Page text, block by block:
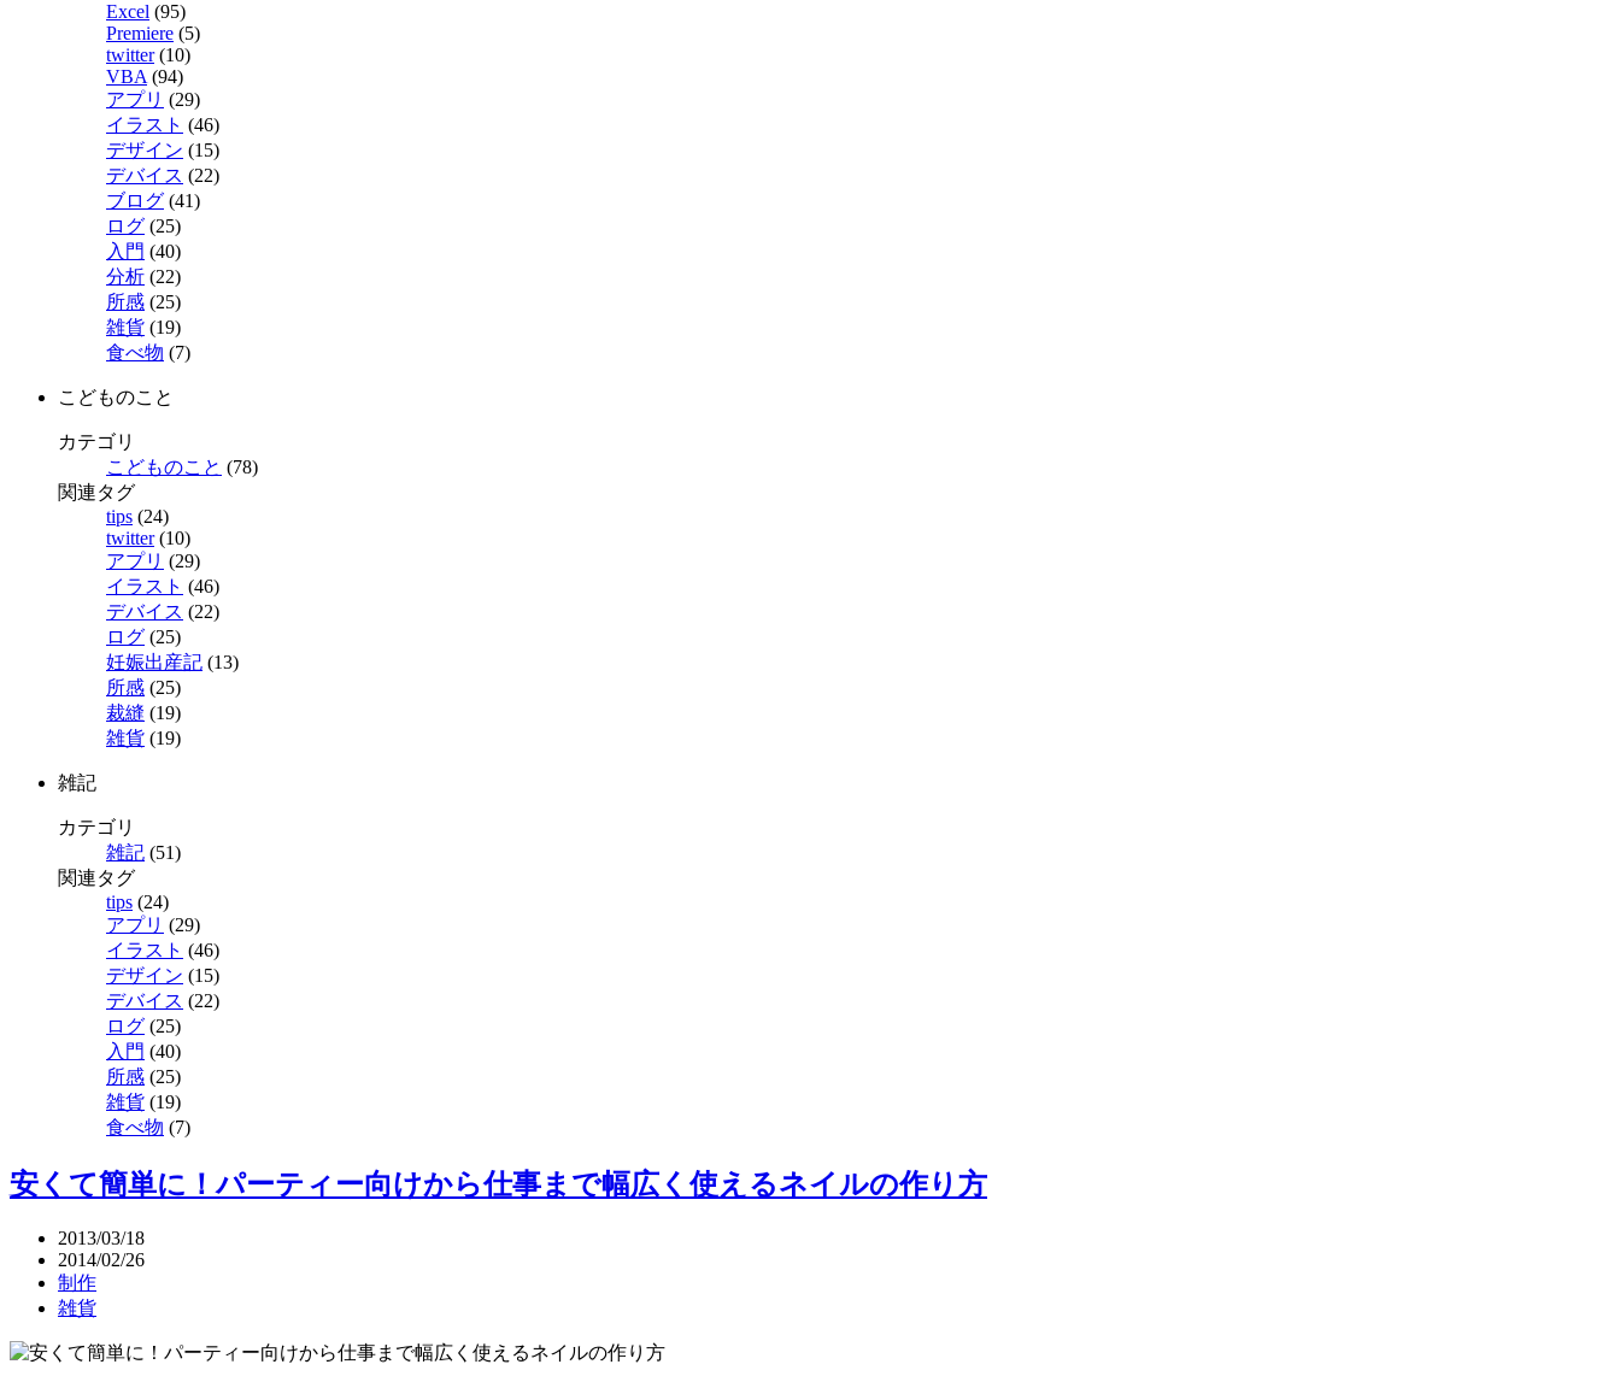
Excel (95)
Premiere (5)
twitter(10)
VBA (94)
アプリ (29)
イラスト (46)
デザイン (15)
デバイス (22)
ブログ (41)
ログ (25)
入門 (40)
分析 (22)
所感 (25)
雑貨 (19)
食べ物 (7)
こどものこと
カテゴリ
こどものこと (78)
関連タグ
tips (24)
twitter(10)
アプリ (29)
イラスト (46)
デバイス (22)
ログ (25)
妊娠出産記 (13)
所感 (25)
裁縫 (19)
雑貨 (19)
雑記
カテゴリ
雑記 (51)
関連タグ
tips (24)
アプリ (29)
イラスト (46)
デザイン (15)
デバイス (22)
ログ (25)
入門 (40)
所感 (25)
雑貨 (19)
食べ物 (7)
安くて簡単に！パーティー向けから仕事まで幅広く使えるネイルの作り方
2013/03/18
2014/02/26
制作
雑貨